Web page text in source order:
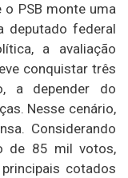
o PSB monte uma
deputado federal
a avaliação
conquistar três
a depender do
Nesse cenário,
Considerando
de 85 mil votos,
cotados